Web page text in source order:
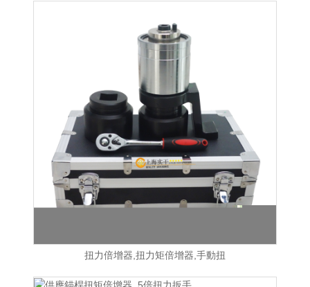
扭力倍增器,扭力矩倍增器,手動扭